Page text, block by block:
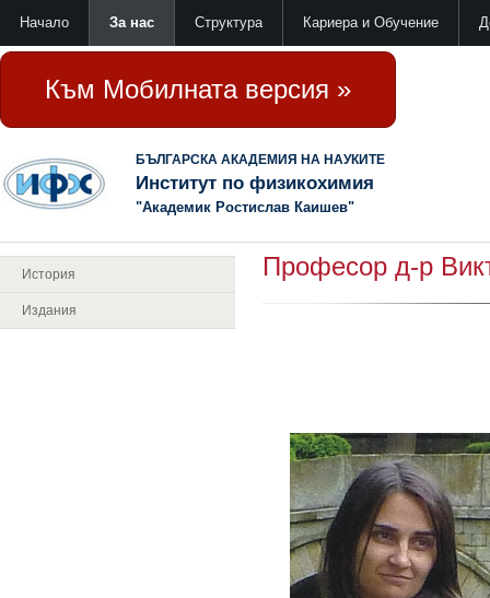
Начало За нас Структура Кариера и Обучение
Към Мобилната версия »
БЪЛГАРСКА АКАДЕМИЯ НА НАУКИТЕ
Институт по физикохимия
"Академик Ростислав Каишев"
История
Издания
Професор д-р